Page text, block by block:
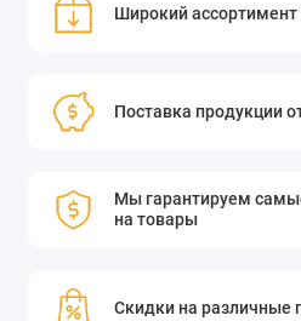
Широкий ассортимент
Поставка продукции
Мы гарантируем
на товары
Скидки на различные